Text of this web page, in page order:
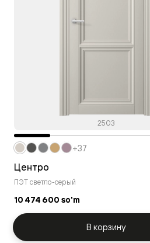
2503
Центро
ПЭТ светло-серый
10 474 600 so'm
+37
В корзину